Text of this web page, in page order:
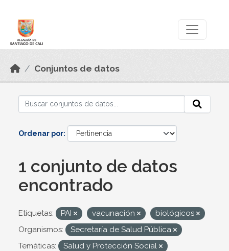
Conjuntos de datos
Ordenar por
1 conjunto de datos
encontrado
Etiquetas: PAI vacunación
biológicos
Organismos:
Secretaría de Salud Pública
Temáticas:
Salud y Protección Social